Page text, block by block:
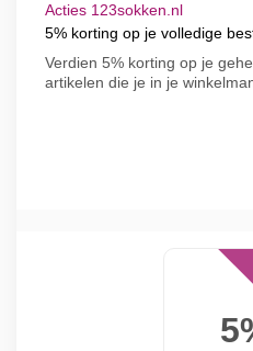
Acties 123sokken.nl
5% korting op je volledige
Verdien 5% korting op je
artikelen die je in je